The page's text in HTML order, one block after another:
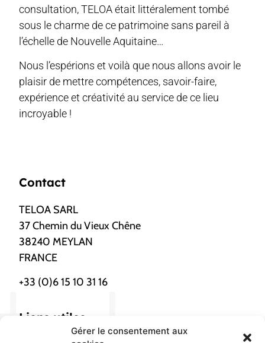
Gérer le consentement aux
consultation, TELOA était littéralement tombé
sous le charme de ce patrimoine sans pareil à
l’échelle de Nouvelle Aquitaine…
Nous l’espérions et voilà que nous allons avoir le
plaisir de mettre compétences, savoir-faire,
expérience et créativité au service de ce lieu
incroyable !
Contact
TELOA SARL
37 Chemin du Vieux Chêne
38240 MEYLAN
FRANCE
+33 (0)6 15 10 31 16
Liens utiles